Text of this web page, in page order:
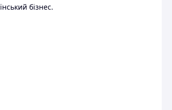
бізнес.